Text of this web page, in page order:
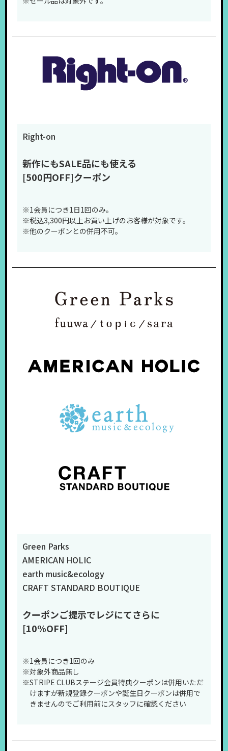
※スマホやクーポン発券機の画面表示は予告なく変更す
Right-on
新作にもSALE品にも使える
[500円OFF]クーポン
※1会員につき1日1回のみ。
※税込3,300円以上お買い上げのお客様が対象です。
※他のクーポンとの併用不可。
Green Parks
AMERICAN HOLIC
earth music&ecology
CRAFT STANDARD BOUTIQUE
クーポンご提示でレジにてさらに
[10%OFF]
※1会員につき1回のみ
※対象外商品無し
※STRIPE CLUBステージ会員特典クーポンは併用いただ
けますが新規登録クーポンや誕生日クーポンは併用で
きませんのでご利用前にスタッフに確認ください